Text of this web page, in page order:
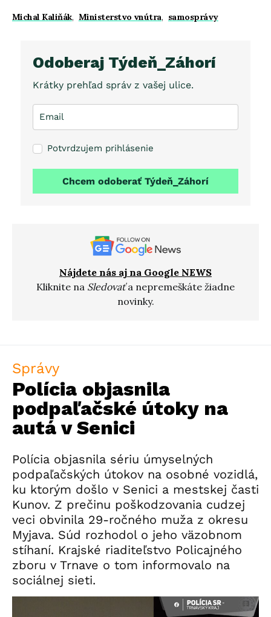
Michal Kaliňák, Ministerstvo vnútra, samosprávy
Odoberaj Týdeň_Záhorí
Krátky prehľad správ z vašej ulice.
Potvrdzujem prihlásenie
Chcem odoberať Týdeň_Záhorí
Nájdete nás aj na Google NEWS
Kliknite na Sledovaťa nepremeškáte žiadne
novinky.
Správy
Polícia objasnila
podpaľačské útoky na
autá v Senici
Polícia objasnila sériu úmyselných
podpaľačských útokov na osobné vozidlá,
ku ktorým došlo v Senici a mestskej časti
Kunov. Z prečinu poškodzovania cudzej
veci obvinila 29-ročného muža z okresu
Myjava. Súd rozhodol o jeho väzobnom
stíhaní. Krajské riaditeľstvo Policajného
zboru v Trnave o tom informovalo na
sociálnej sieti.